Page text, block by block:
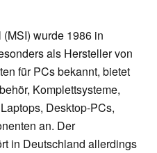
wurde 1986 in
als Hersteller von
für PCs bekannt, bietet
Komplettsysteme,
Desktop-PCs,
an. Der
in Deutschland allerdings